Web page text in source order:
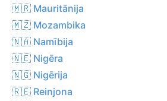
🇲🇷 Mauritānija
🇲🇿 Mozambika
🇳🇦 Namībija
🇳🇪 Nigēra
🇳🇬 Nigērija
🇷🇪 Reinjona